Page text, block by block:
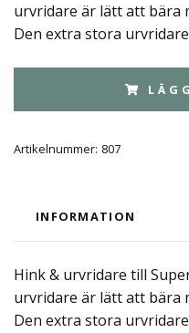
urvridare är lätt att bära
Den extra stora
Artikelnummer: 807
INFORMATION
Hink & urvridare till
urvridare är lätt att bära
Den extra stora